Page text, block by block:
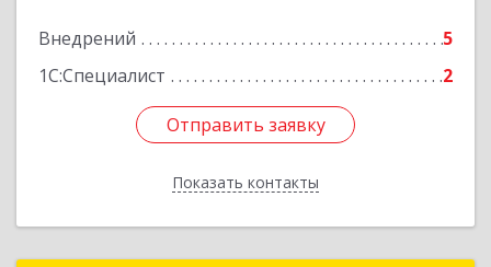
Внедрений
5
1С:Специалист
2
Отправить заявку
Показать контакты
Отправить заявку
Назад